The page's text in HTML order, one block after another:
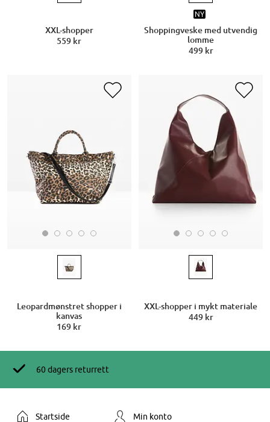
XXL-shopper
559 kr
NY
Shoppingveske med utvendig
lomme
499 kr
Leopardmønstret shopper i
kanvas
169 kr
XXL-shopper i mykt materiale
449 kr
60 dagers returrett
Startside Min konto